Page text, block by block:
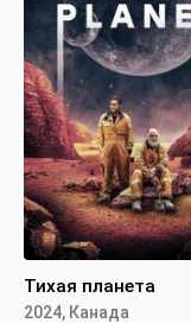
Тихая планета
2024, Канада